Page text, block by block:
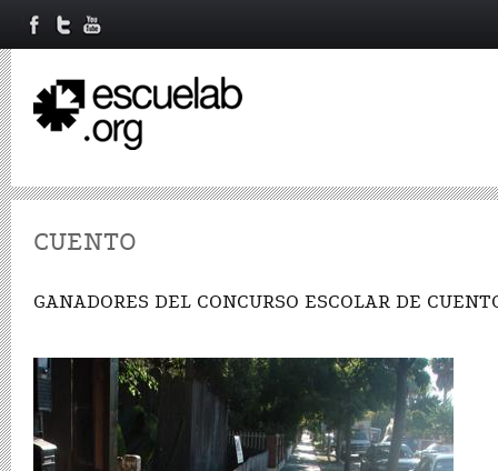
CUENTO
GANADORES DEL CONCURSO ESCOLAR DE